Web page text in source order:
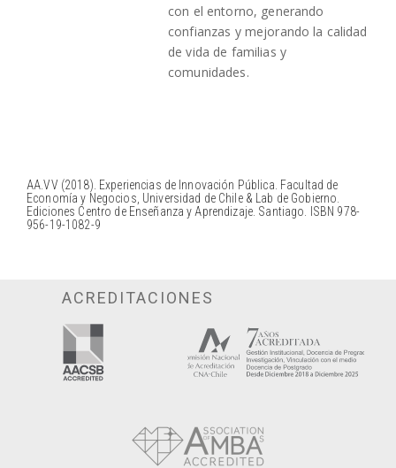
con el entorno, generando
confianzas y mejorando la calidad
de vida de familias y
comunidades.
AA.VV (2018). Experiencias de Innovación Pública. Facultad de
Economía y Negocios, Universidad de Chile & Lab de Gobierno.
Ediciones Centro de Enseñanza y Aprendizaje. Santiago. ISBN 978-
956-19-1082-9
ACREDITACIONES